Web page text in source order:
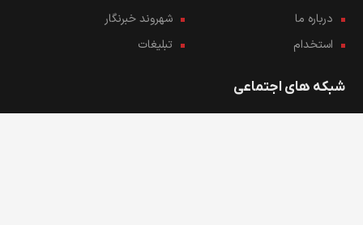
درباره ما
شهروند خبرنگار
استخدام
تبلیغات
شبکه های اجتماعی
در شبکه های اجتماعی ما را دنبال کنید...